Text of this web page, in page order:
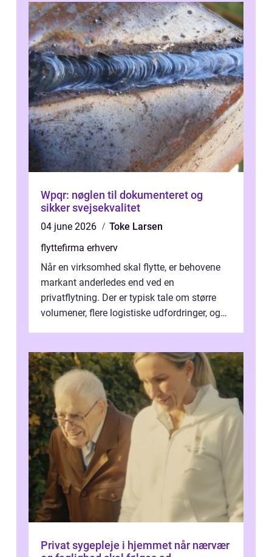
Wpqr: nøglen til dokumenteret og
sikker svejsekvalitet
04 june 2026
Toke Larsen
flyttefirma erhverv
Når en virksomhed skal flytte, er behovene
markant anderledes end ved en
privatflytning. Der er typisk tale om større
volumener, flere logistiske udfordringer, og
Privat sygepleje i hjemmet når nærvær